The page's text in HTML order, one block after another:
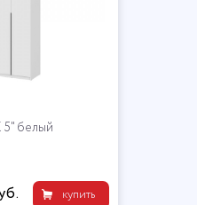
белый
купить